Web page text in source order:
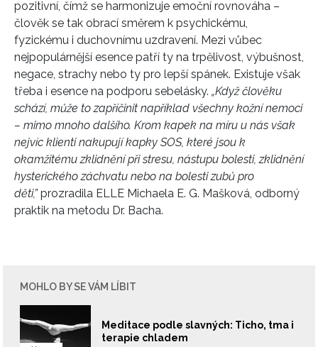
pozitivní, čímž se harmonizuje emoční rovnováha –
člověk se tak obrací směrem k psychickému,
fyzickému i duchovnímu uzdravení. Mezi vůbec
nejpopulárnější esence patří ty na trpělivost, výbušnost,
negace, strachy nebo ty pro lepší spánek. Existuje však
třeba i esence na podporu sebelásky. „Když člověku
schází, může to zapříčinit například všechny kožní nemoci
– mimo mnoho dalšího. Krom kapek na míru u nás však
nejvíc klienti nakupují kapky SOS, které jsou k
okamžitému zklidnění při stresu, nástupu bolesti, zklidnění
hysterického záchvatu nebo na bolesti zubů pro
děti,”prozradila ELLE Michaela E. G. Mašková, odborný
praktik na metodu Dr. Bacha.
MOHLO BY SE VÁM LÍBIT
Meditace podle slavných: Ticho, tma i
terapie chladem